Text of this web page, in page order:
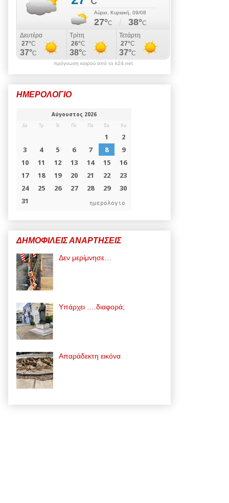
πρόγνωση καιρού από το k24.net
ΗΜΕΡΟΛΟΓΙΟ
ημερολογιο
ΔΗΜΟΦΙΛΕΙΣ ΑΝΑΡΤΗΣΕΙΣ
Δεν μερίμνησε…
Υπάρχει ….διαφορά;
Απαράδεκτη εικόνα